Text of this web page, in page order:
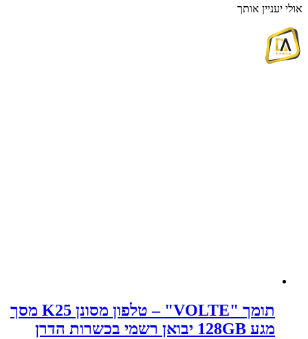
אולי יעניין אותך
תומך "VOLTE" – טלפון מסונן K25 מסך
מגע 128GB יבואן רשמי בכשרות הדרן